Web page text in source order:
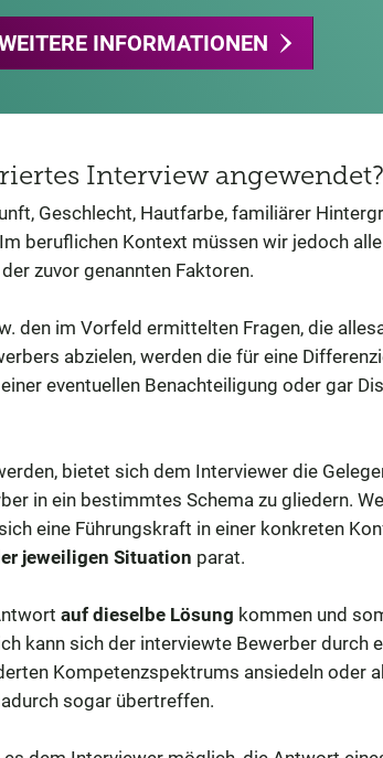
INFORMATIONEN
Interview angewendet?
Geschlecht, Hautfarbe, familiärer
beruflichen Kontext müssen wir jedoch
zuvor genannten Faktoren.
den im Vorfeld ermittelten Fragen, die
abzielen, werden die für eine
eventuellen Benachteiligung oder gar
bietet sich dem Interviewer die
in ein bestimmtes Schema zu gliedern.
eine Führungskraft in einer konkreten
jeweiligen Situation parat.
auf dieselbe Lösung kommen und
kann sich der interviewte Bewerber durch
Kompetenzspektrums ansiedeln oder
sogar übertreffen.